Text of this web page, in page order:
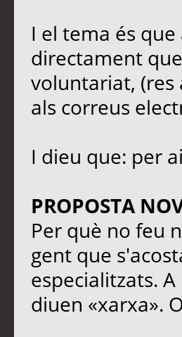
I el tema és
directament
voluntariat, (res
als correus
I dieu que: per
PROPOSTA
Per què no feu
gent que
especialitzats.
diuen «xarxa».